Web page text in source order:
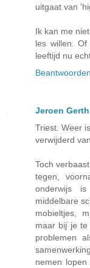
uitgaat van
Ik kan me
les willen.
leeftijd nu
Beantwoorden
Jeroen Gerth
Triest. Weer
verwijderd
Toch
tegen,
onderwijs
middelbare
mobieltjes,
maar bij je
problemen
nemen